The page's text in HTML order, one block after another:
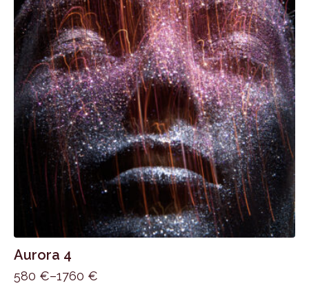
si
môžete
vybrať
na
stránke
produktu.
Aurora 4
580 €–1760 €
Price